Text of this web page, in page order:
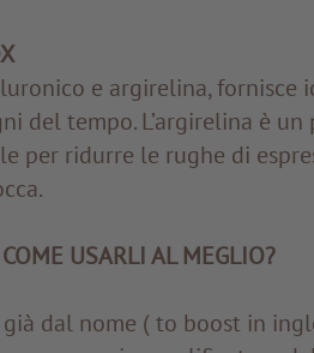
e argirelina, fornisce
del tempo. L’argirelina è
per ridurre le rughe di
USARLI AL MEGLIO?
dal nome ( to boost in